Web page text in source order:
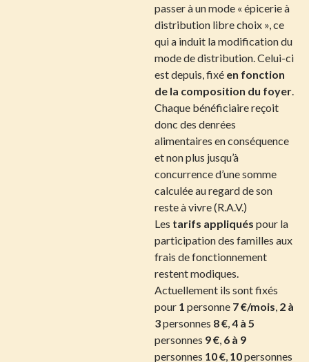
passer à un mode « épicerie à
distribution libre choix », ce
qui a induit la modification du
mode de distribution. Celui-ci
est depuis, fixé en fonction
de la composition du foyer.
Chaque bénéficiaire reçoit
donc des denrées
alimentaires en conséquence
et non plus jusqu’à
concurrence d’une somme
calculée au regard de son
reste à vivre (R.A.V.)
Les tarifs appliqués pour la
participation des familles aux
frais de fonctionnement
restent modiques.
Actuellement ils sont fixés
pour 1 personne 7 €/mois, 2 à
3personnes 8 €,4 à 5
personnes 9 €, 6 à 9
personnes 10 €, 10personnes